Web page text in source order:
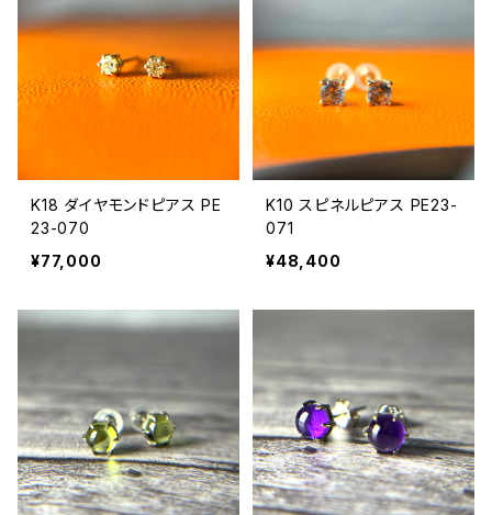
K18 ダイヤモンドピアス PE
23-070
¥77,000
K10 スピネルピアス PE23-
071
¥48,400